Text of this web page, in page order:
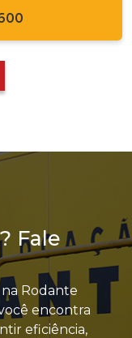
Fale
Rodante
encontra
eficiência,